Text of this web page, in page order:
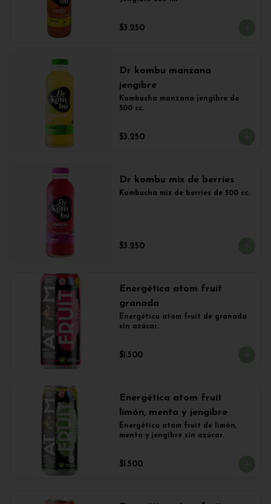
$3.250
Dr kombu manzana
jengibre
Kombucha manzana jengibre de
500 cc.
$3.250
Dr kombu mix de berries
Kombucha mix de berries de 500 cc.
$3.250
Energética atom fruit
granada
Energética atom fruit de granada
sin azúcar.
$1.500
Energética atom fruit
limón, menta y jengibre
Energética atom fruit de limón,
menta y jengibre sin azúcar.
$1.500